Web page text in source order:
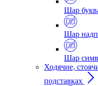
Шар
Шар
Шар
Ходячие,
подставках